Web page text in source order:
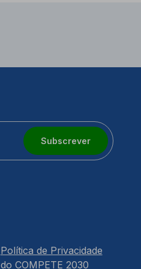
Subscrever
Política de Privacidade
do COMPETE 2030